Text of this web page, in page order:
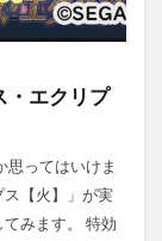
・エクリプ
思ってはいけま
【火】」が実
みます。 特効